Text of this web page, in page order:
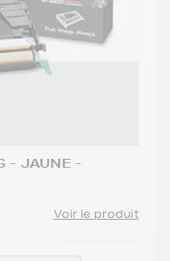
- JAUNE -
Voir le produit